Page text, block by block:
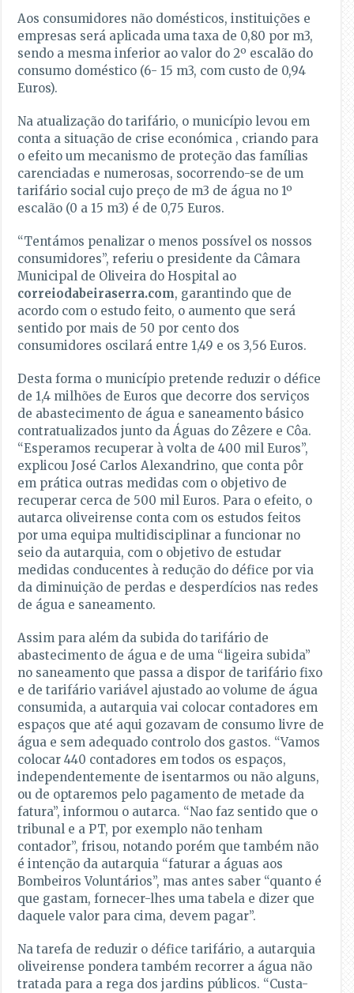
Aos consumidores não domésticos, instituições e
empresas será aplicada uma taxa de 0,80 por m3,
sendo a mesma inferior ao valor do 2º escalão do
consumo doméstico (6- 15 m3, com custo de 0,94
Euros).
Na atualização do tarifário, o município levou em
conta a situação de crise económica , criando para
o efeito um mecanismo de proteção das famílias
carenciadas e numerosas, socorrendo-se de um
tarifário social cujo preço de m3 de água no 1º
escalão (0 a 15 m3) é de 0,75 Euros.
“Tentámos penalizar o menos possível os nossos
consumidores”, referiu o presidente da Câmara
Municipal de Oliveira do Hospital ao
correiodabeiraserra.com, garantindo que de
acordo com o estudo feito, o aumento que será
sentido por mais de 50 por cento dos
consumidores oscilará entre 1,49 e os 3,56 Euros.
Desta forma o município pretende reduzir o défice
de 1,4 milhões de Euros que decorre dos serviços
de abastecimento de água e saneamento básico
contratualizados junto da Águas do Zêzere e Côa.
“Esperamos recuperar à volta de 400 mil Euros”,
explicou José Carlos Alexandrino, que conta pôr
em prática outras medidas com o objetivo de
recuperar cerca de 500 mil Euros. Para o efeito, o
autarca oliveirense conta com os estudos feitos
por uma equipa multidisciplinar a funcionar no
seio da autarquia, com o objetivo de estudar
medidas conducentes à redução do défice por via
da diminuição de perdas e desperdícios nas redes
de água e saneamento.
Assim para além da subida do tarifário de
abastecimento de água e de uma “ligeira subida”
no saneamento que passa a dispor de tarifário fixo
e de tarifário variável ajustado ao volume de água
consumida, a autarquia vai colocar contadores em
espaços que até aqui gozavam de consumo livre de
água e sem adequado controlo dos gastos. “Vamos
colocar 440 contadores em todos os espaços,
independentemente de isentarmos ou não alguns,
ou de optaremos pelo pagamento de metade da
fatura”, informou o autarca. “Nao faz sentido que o
tribunal e a PT, por exemplo não tenham
contador”, frisou, notando porém que também não
é intenção da autarquia “faturar a águas aos
Bombeiros Voluntários”, mas antes saber “quanto é
que gastam, fornecer-lhes uma tabela e dizer que
daquele valor para cima, devem pagar”.
Na tarefa de reduzir o défice tarifário, a autarquia
oliveirense pondera também recorrer a água não
tratada para a rega dos jardins públicos. “Custa-